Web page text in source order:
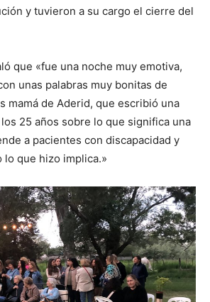
y tuvieron a su cargo el cierre del
que «fue una noche muy emotiva,
unas palabras muy bonitas de
mamá de Aderid, que escribió una
25 años sobre lo que significa una
a pacientes con discapacidad y
lo que hizo implica.»